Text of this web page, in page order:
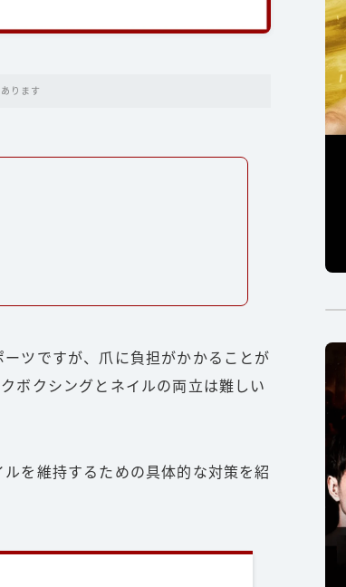
ります
ツですが、爪に負担がかかることが
ボクシングとネイルの両立は難しい
を維持するための具体的な対策を紹